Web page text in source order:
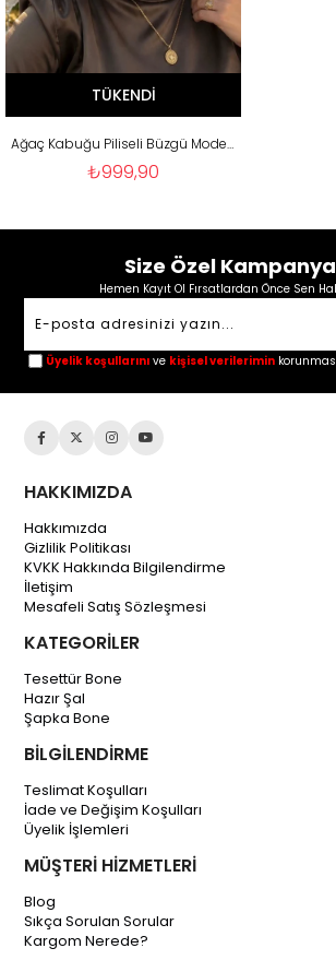
TÜKENDI
Ağaç Kabuğu Piliseli Büzgü Model Dolgulu Bone
₺999,90
Size Özel
Hemen Kayıt Ol Fırsatlardan Önce Sen
Üyelik koşullarını ve kişisel verilerimin
HAKKIMIZDA
Hakkımızda
Gizlilik Politikası
KVKK Hakkında Bilgilendirme
İletişim
Mesafeli Satış Sözleşmesi
KATEGORİLER
Tesettür Bone
Hazır Şal
Şapka Bone
BİLGİLENDİRME
Teslimat Koşulları
İade ve Değişim Koşulları
Üyelik İşlemleri
MÜŞTERİ HİZMETLERİ
Blog
Sıkça Sorulan Sorular
Kargom Nerede?